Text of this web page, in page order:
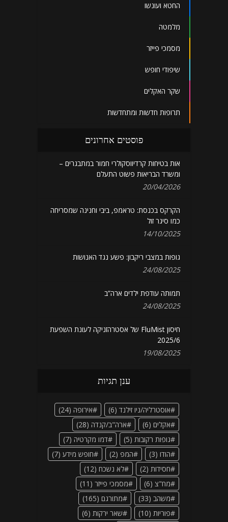
החטא ועונשו
מלמטה
מסמכי פייזר
שיפודי חופש
שקר האקלים
תרופות חדשות ומתחדשות
פוסטים אחרונים
אות בטיחות קרדיווסקולרי חמור במתבגרים –
ומשרד הבריאות פשוט התעלם
20/04/2026
הקרקס בכנסת: טראמפ, ביבי וחנינה שמסריחה
כמו סיגר זול
14/10/2025
גופות במצבי ריקבון: פשע נגד האנושות
24/08/2025
תמותה עודפת ילדים ארה”ב
24/08/2025
חיסון FluMist של אסטרהזניקה לעונת השפעת
2025/6
19/08/2025
ענן תגיות
אוסטרליה/ניו זילנד (6) אירופה (24)
אקלים (6) ארה"ב/קנדה (28)
גופות רקובות (5) דמו מקרטיה (7)
הודו (3) המפ (2) חופש מידע (7)
חסידות (2) לא נשכח (12)
מח"צ (6) מסמכי פייזר (11)
משהב (33) מתורגם (165)
פוריות (10) שאר ירקות (6)